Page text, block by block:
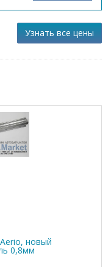
Узнать все цены
новый
0,8мм